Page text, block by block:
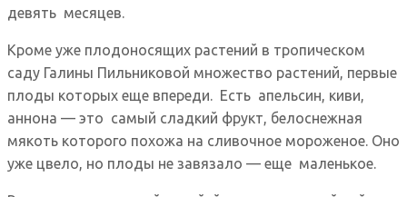
девять месяцев.
Кроме уже плодоносящих растений в тропическом
саду Галины Пильниковой множество растений, первые
плоды которых еще впереди. Есть апельсин, киви,
аннона — это самый сладкий фрукт, белоснежная
мякоть которого похожа на сливочное мороженое. Оно
уже цвело, но плоды не завязало — еще маленькое.